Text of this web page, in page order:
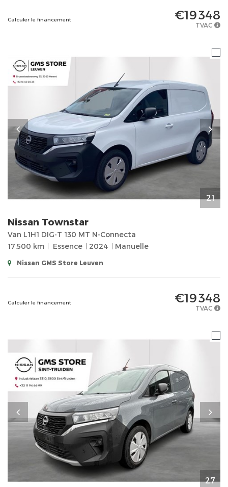
Calculer le financement €19 348
TVAC
21
Nissan Townstar
Van L1H1 DIG-T 130 MT N-Connecta
17.500 km
Essence 2024 Manuelle
Nissan GMS Store Leuven
Calculer le financement €19 348
TVAC
27